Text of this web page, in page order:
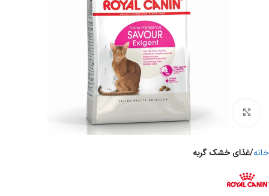
برای بزرگنمایی کلیک کنید
خانه غذای خشک گربه